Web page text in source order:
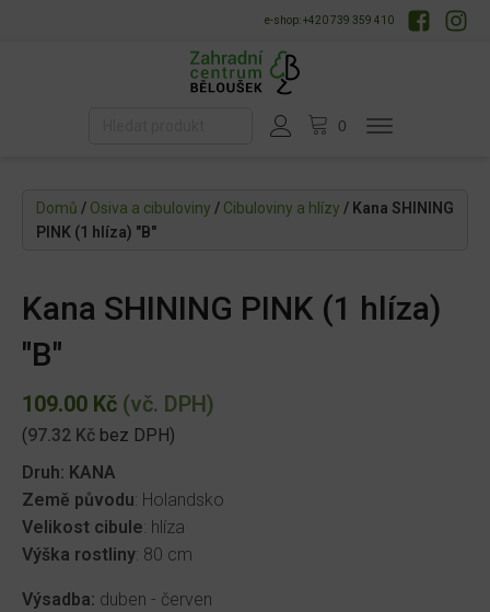
e-shop: +420 739 359 410
Domů / Osiva a cibuloviny / Cibuloviny a hlízy / Kana SHINING
PINK (1 hlíza) "B"
Kana SHINING PINK (1 hlíza)
"B"
109.00 Kč (vč. DPH)
(97.32 Kč bez DPH)
Druh: KANA
Země původu: Holandsko
Velikost cibule: hlíza
Výška rostliny: 80 cm
Výsadba: duben - červen